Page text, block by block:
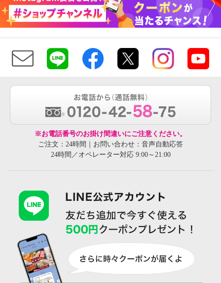
※お電話番号のお掛け間違いにご注意ください。
ご注文：24時間｜お問い合わせ：音声自動応答
24時間／オペレーター対応 9:00～21:00